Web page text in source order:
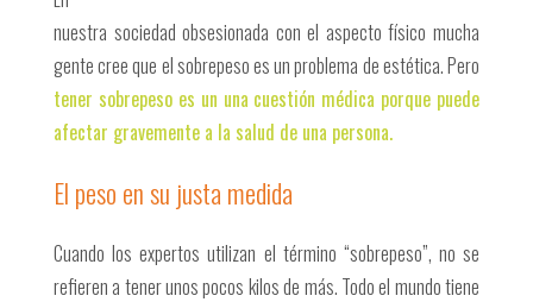
nuestra sociedad obsesionada con el aspecto físico mucha
gente cree que el sobrepeso es un problema de estética. Pero
tener sobrepeso es un una cuestión médica porque puede
afectar gravemente a la salud de una persona.
El peso en su justa medida
Cuando los expertos utilizan el término “sobrepeso”, no se
refieren a tener unos pocos kilos de más. Todo el mundo tiene